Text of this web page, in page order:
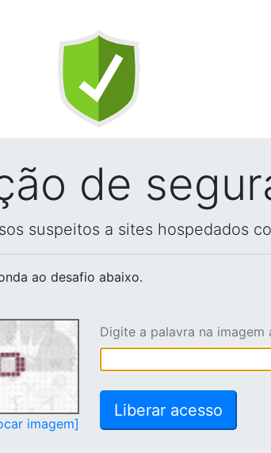
de
suspeitos a sites hospedados
ao desafio abaixo.
imagem]
Digite a palavra na